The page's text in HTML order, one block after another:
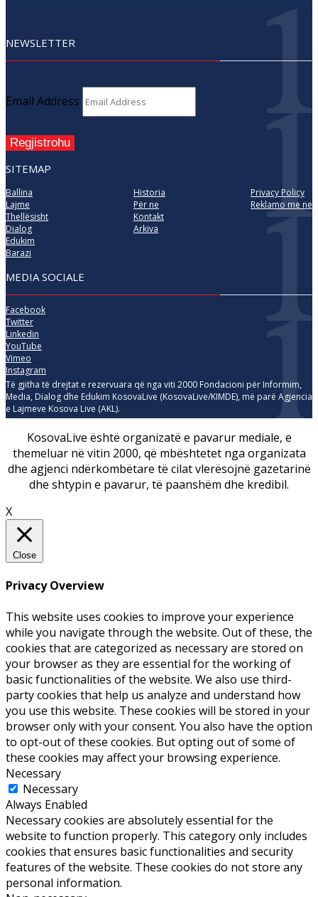
NEWSLETTER
Email Address
Regjistrohu
SITEMAP
Ballina
Lajme
Thellësisht
Dialog
Edukim
Barazi
Historia
Për ne
Kontakt
Arkiva
Privacy Policy
Reklamo me ne
MEDIA SOCIALE
Facebook
Twitter
Linkedin
YouTube
Vimeo
Instagram
Të gjitha të drejtat e rezervuara që nga viti 2000 Fondacioni për Informim,
Media, Dialog dhe Edukim KosovaLive (KosovaLive/KIMDE), më parë Agjencia
e Lajmeve Kosova Live (AKL).
KosovaLive është organizatë e pavarur mediale, e
themeluar në vitin 2000, që mbështetet nga organizata
dhe agjenci ndërkombëtare të cilat vlerësojnë gazetarinë
dhe shtypin e pavarur, të paanshëm dhe kredibil.
X
Close
Privacy Overview
This website uses cookies to improve your experience
while you navigate through the website. Out of these, the
cookies that are categorized as necessary are stored on
your browser as they are essential for the working of
basic functionalities of the website. We also use third-
party cookies that help us analyze and understand how
you use this website. These cookies will be stored in your
browser only with your consent. You also have the option
to opt-out of these cookies. But opting out of some of
these cookies may affect your browsing experience.
Necessary
Necessary
Always Enabled
Necessary cookies are absolutely essential for the
website to function properly. This category only includes
cookies that ensures basic functionalities and security
features of the website. These cookies do not store any
personal information.